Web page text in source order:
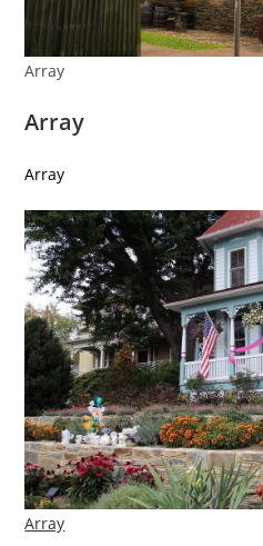
Array
Array
Array
Array